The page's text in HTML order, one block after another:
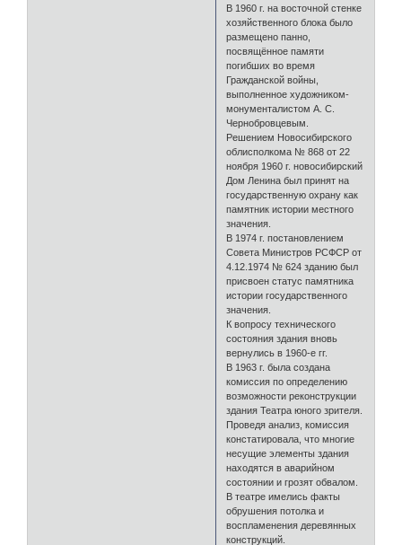
В 1960 г. на восточной стенке
хозяйственного блока было
размещено панно,
посвящённое памяти
погибших во время
Гражданской войны,
выполненное художником-
монументалистом А. С.
Чернобровцевым.
Решением Новосибирского
облисполкома № 868 от 22
ноября 1960 г. новосибирский
Дом Ленина был принят на
государственную охрану как
памятник истории местного
значения.
В 1974 г. постановлением
Совета Министров РСФСР от
4.12.1974 № 624 зданию был
присвоен статус памятника
истории государственного
значения.
К вопросу технического
состояния здания вновь
вернулись в 1960-е гг.
В 1963 г. была создана
комиссия по определению
возможности реконструкции
здания Театра юного зрителя.
Проведя анализ, комиссия
констатировала, что многие
несущие элементы здания
находятся в аварийном
состоянии и грозят обвалом.
В театре имелись факты
обрушения потолка и
воспламенения деревянных
конструкций.